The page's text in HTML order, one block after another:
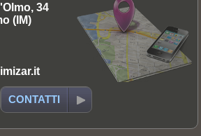
34
(IM)
CONTATTI